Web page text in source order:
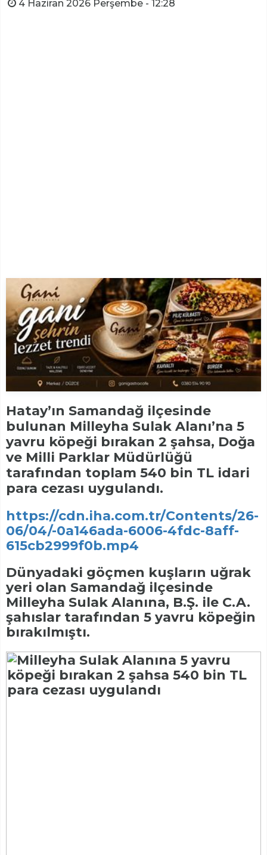
4 Haziran 2026 Perşembe - 12:28
Hatay’ın Samandağ ilçesinde
bulunan Milleyha Sulak Alanı’na 5
yavru köpeği bırakan 2 şahsa, Doğa
ve Milli Parklar Müdürlüğü
tarafından toplam 540 bin TL idari
para cezası uygulandı.
https://cdn.iha.com.tr/Contents/26-
06/04/-0a146ada-6006-4fdc-8aff-
615cb2999f0b.mp4
Dünyadaki göçmen kuşların uğrak
yeri olan Samandağ ilçesinde
Milleyha Sulak Alanına, B.Ş. ile C.A.
şahıslar tarafından 5 yavru köpeğin
bırakılmıştı.